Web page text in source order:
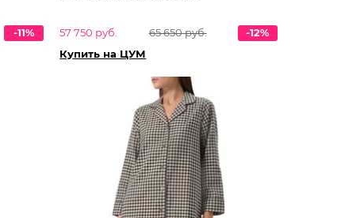
-11%
57 750 руб. 65 650 руб.
-12%
Купить на ЦУМ